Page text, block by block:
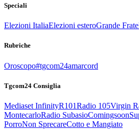
Speciali
Elezioni ItaliaElezioni esteroGrande
Rubriche
Oroscopo#tgcom24amarcord
Tgcom24 Consiglia
Mediaset InfinityR101Radio 105Virgin
MontecarloRadio SubasioComingsoon
PorroNon SprecareCotto e Mangiato